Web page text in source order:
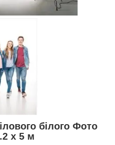
білого Фото
х 5 м